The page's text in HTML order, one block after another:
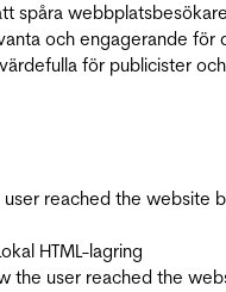
spåra
och engagerande för
för publicister och
reached the website
HTML-lagring
the user reached the